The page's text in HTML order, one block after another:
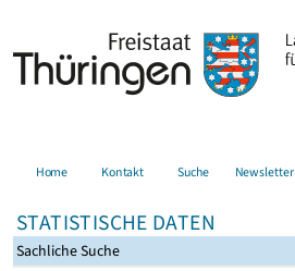
Home Kontakt Suche Newsletter
STATISTISCHE DATEN
Sachliche Suche